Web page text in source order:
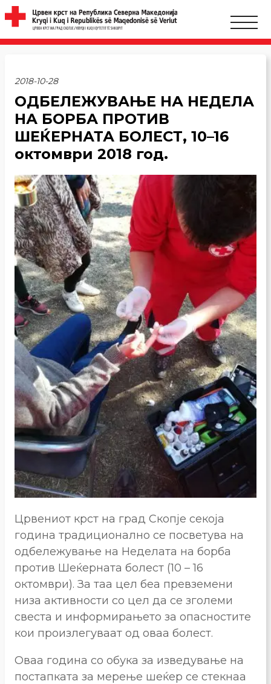
2018-10-28
ОДБЕЛЕЖУВАЊЕ НА НЕДЕЛА
НА БОРБА ПРОТИВ
ШЕЌЕРНАТА БОЛЕСТ, 10–16
октомври 2018 год.
Црвениот крст на град Скопје секоја
година традиционално се посветува на
одбележување на Неделата на борба
против Шеќерната болест (10 – 16
октомври). За таа цел беа превземени
низа активности со цел да се зголеми
свеста и информирањето за опасностите
кои произлегуваат од оваа болест.
Оваа година со обука за изведување на
постапката за мерење шеќер се стекнаа